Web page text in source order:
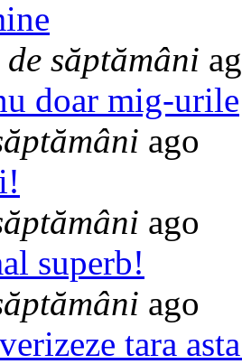
săptămâni
doar mig-urile
ago
ago
superb!
ago
tara